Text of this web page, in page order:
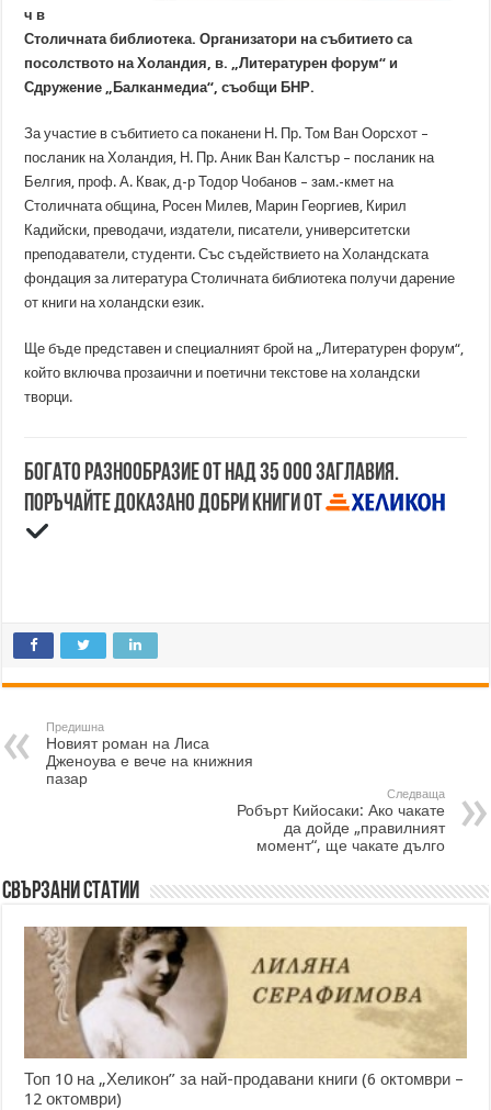
ч в
Столичната библиотека. Организатори на събитието са
посолството на Холандия, в. „Литературен форум“ и
Сдружение „Балканмедиа“, съобщи БНР.
За участие в събитието са поканени Н. Пр. Том Ван Оорсхот –
посланик на Холандия, Н. Пр. Аник Ван Калстър – посланик на
Белгия, проф. А. Квак, д-р Тодор Чобанов – зам.-кмет на
Столичната община, Росен Милев, Марин Георгиев, Кирил
Кадийски, преводачи, издатели, писатели, университетски
преподаватели, студенти. Със съдействието на Холандската
фондация за литература Столичната библиотека получи дарение
от книги на холандски език.
Ще бъде представен и специалният брой на „Литературен форум“,
който включва прозаични и поетични текстове на холандски
творци.
Богато разнообразие от над 35 000 заглавия.
Поръчайте доказано добри книги от
Предишна
Новият роман на Лиса
Дженоува е вече на книжния
пазар
Следваща
Робърт Кийосаки: Ако чакате
да дойде „правилният
момент“, ще чакате дълго
Свързани статии
Топ 10 на „Хеликон” за най-продавани книги (6 октомври –
12 октомври)